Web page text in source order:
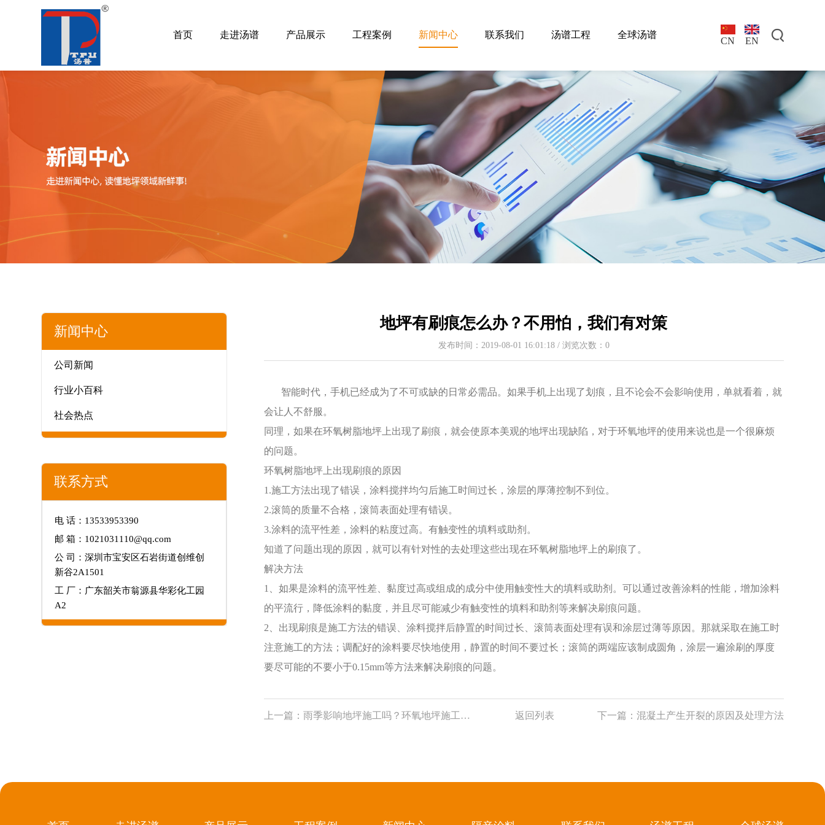
首页 走进汤谱 产品展示 工程案例 新闻中心 联系我们 汤谱工程 全球汤谱
CN EN
新闻中心
公司新闻
行业小百科
社会热点
联系方式
电 话：13533953390
邮 箱：1021031110@qq.com
公 司：深圳市宝安区石岩街道创维创
新谷2A1501
工 厂：广东韶关市翁源县华彩化工园
A2
地坪有刷痕怎么办？不用怕，我们有对策
发布时间：2019-08-01 16:01:18 / 浏览次数： 0
智能时代，手机已经成为了不可或缺的日常必需品。如果手机上出现了划痕，且不论会不会影响使用，单就看着，就
会让人不舒服。
同理，如果在环氧树脂地坪上出现了刷痕，就会使原本美观的地坪出现缺陷，对于环氧地坪的使用来说也是一个很麻烦
的问题。
环氧树脂地坪上出现刷痕的原因
1.施工方法出现了错误，涂料搅拌均匀后施工时间过长，涂层的厚薄控制不到位。
2.滚筒的质量不合格，滚筒表面处理有错误。
3.涂料的流平性差，涂料的粘度过高。有触变性的填料或助剂。
知道了问题出现的原因，就可以有针对性的去处理这些出现在环氧树脂地坪上的刷痕了。
解决方法
1、如果是涂料的流平性差、黏度过高或组成的成分中使用触变性大的填料或助剂。可以通过改善涂料的性能，增加涂料
的平流行，降低涂料的黏度，并且尽可能减少有触变性的填料和助剂等来解决刷痕问题。
2、出现刷痕是施工方法的错误、涂料搅拌后静置的时间过长、滚筒表面处理有误和涂层过薄等原因。那就采取在施工时
注意施工的方法；调配好的涂料要尽快地使用，静置的时间不要过长；滚筒的两端应该制成圆角，涂层一遍涂刷的厚度
要尽可能的不要小于0.15mm等方法来解决刷痕的问题。
上一篇：雨季影响地坪施工吗？环氧地坪施工中有哪些注意事项？ 返回列表 下一篇： 混凝土产生开裂的原因及处理方法